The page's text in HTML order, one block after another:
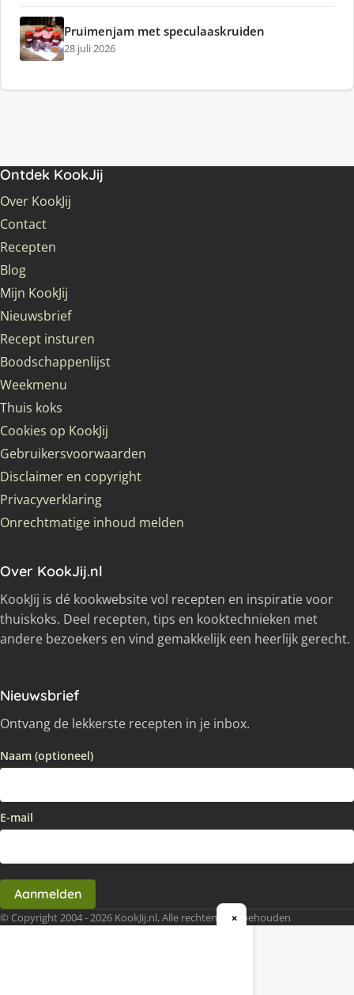
Pruimenjam met speculaaskruiden
28 juli 2026
Ontdek KookJij
Over KookJij
Contact
Recepten
Blog
Mijn KookJij
Nieuwsbrief
Recept insturen
Boodschappenlijst
Weekmenu
Thuis koks
Cookies op KookJij
Gebruikersvoorwaarden
Disclaimer en copyright
Privacyverklaring
Onrechtmatige inhoud melden
Over KookJij.nl
KookJij is dé kookwebsite vol recepten en inspiratie voor
thuiskoks. Deel recepten, tips en kooktechnieken met
andere bezoekers en vind gemakkelijk een heerlijk gerecht.
Nieuwsbrief
Ontvang de lekkerste recepten in je inbox.
Naam (optioneel)
E-mail
Aanmelden
© Copyright 2004 - 2026 KookJij.nl, Alle rechten voorbehouden
×